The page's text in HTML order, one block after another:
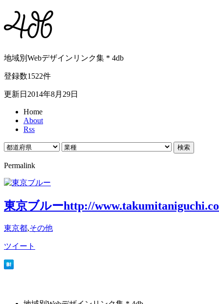
地域別Webデザインリンク集 * 4db
登録数1522件
更新日2014年8月29日
Home
About
Rss
Permalink
東京ブルーhttp://
東京都,その他
ツイート